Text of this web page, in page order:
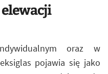
oraz w
pojawia się jako